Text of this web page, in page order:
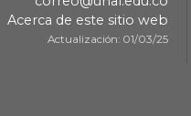
Acerca de este sitio web
Actualización: 01/03/25